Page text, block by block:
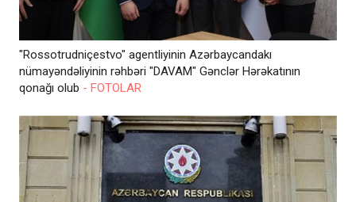
"Rossotrudniçestvo" agentliyinin Azərbaycandakı
nümayəndəliyinin rəhbəri "DAVAM" Gənclər Hərəkatının
qonağı olub - FOTOLAR